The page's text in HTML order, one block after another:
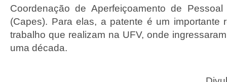
Coordenação de Aperfeiçoamento de
(Capes). Para elas, a patente é um importante
trabalho que realizam na UFV, onde
uma década.